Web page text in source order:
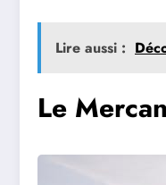
Lire aussi :
Le